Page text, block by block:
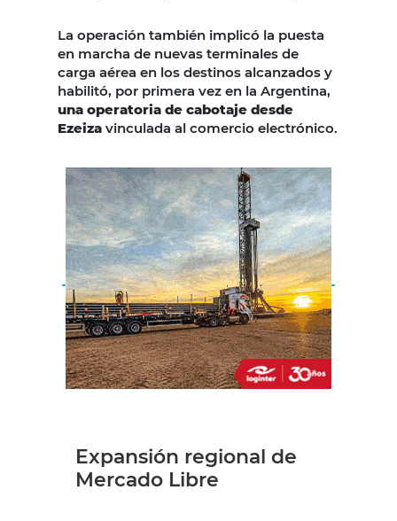
La operación también implicó la puesta
en marcha de nuevas terminales de
carga aérea en los destinos alcanzados y
habilitó, por primera vez en la Argentina,
una operatoria de cabotaje desde
Ezeiza vinculada al comercio electrónico.
Expansión regional de
Mercado Libre